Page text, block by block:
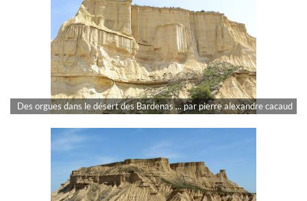
Des orgues dans le désert des Bardenas ... par pierre alexandre cacaud